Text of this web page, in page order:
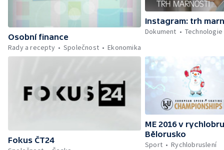
Osobní finance
Rady a recepty
Společnost Ekonomika
Instagram: trh
Dokument
Technologie
Fokus ČT24
ME 2016 v
Bělorusko
Sport
Rychlobruslení